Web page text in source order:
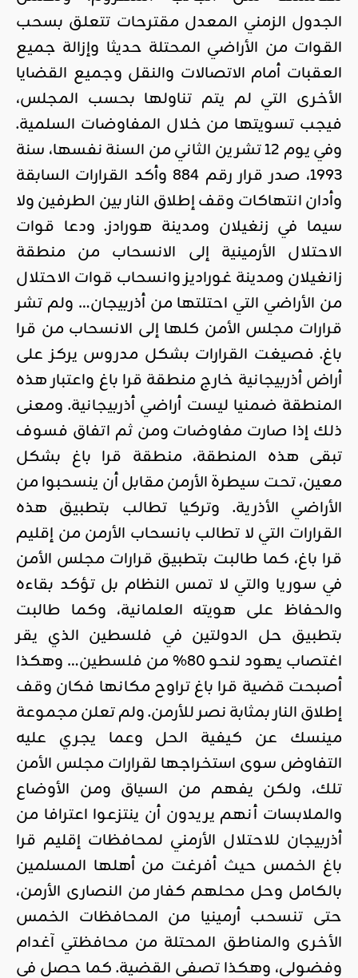
الجدول الزمني المعدل مقترحات تتعلق بسحب
القوات من الأراضي المحتلة حديثا وإزالة جميع
العقبات أمام الاتصالات والنقل وجميع القضايا
الأخرى التي لم يتم تناولها بحسب المجلس،
فيجب تسويتها من خلال المفاوضات السلمية.
وفي يوم 12 تشرين الثاني من السنة نفسها، سنة
1993، صدر قرار رقم 884 وأكد القرارات السابقة
وأدان انتهاكات وقف إطلاق النار بين الطرفين ولا
سيما في زنغيلان ومدينة هورادز. ودعا قوات
الاحتلال الأرمينية إلى الانسحاب من منطقة
زانغيلان ومدينة غوراديز وانسحاب قوات الاحتلال
من الأراضي التي احتلتها من أذربيجان… ولم تشر
قرارات مجلس الأمن كلها إلى الانسحاب من قرا
باغ. فصيغت القرارات بشكل مدروس يركز على
أراض أذربيجانية خارج منطقة قرا باغ واعتبار هذه
المنطقة ضمنيا ليست أراضي أذربيجانية. ومعنى
ذلك إذا صارت مفاوضات ومن ثم اتفاق فسوف
تبقى هذه المنطقة، منطقة قرا باغ بشكل
معين، تحت سيطرة الأرمن مقابل أن ينسحبوا من
الأراضي الأذرية. وتركيا تطالب بتطبيق هذه
القرارات التي لا تطالب بانسحاب الأرمن من إقليم
قرا باغ، كما طالبت بتطبيق قرارات مجلس الأمن
في سوريا والتي لا تمس النظام بل تؤكد بقاءه
والحفاظ على هويته العلمانية، وكما طالبت
بتطبيق حل الدولتين في فلسطين الذي يقر
اغتصاب يهود لنحو 80% من
فلسطين… وهكذا
أصبحت قضية قرا باغ تراوح مكانها فكان وقف
إطلاق النار بمثابة نصر للأرمن. ولم تعلن مجموعة
مينسك عن كيفية الحل وعما يجري عليه
التفاوض سوى استخراجها لقرارات مجلس الأمن
تلك، ولكن يفهم من السياق ومن الأوضاع
والملابسات أنهم يريدون أن ينتزعوا اعترافا من
أذربيجان للاحتلال الأرمني لمحافظات إقليم قرا
باغ الخمس حيث أفرغت من أهلها المسلمين
بالكامل وحل محلهم كفار من النصارى الأرمن،
حتى تنسحب أرمينيا من المحافظات الخمس
الأخرى والمناطق المحتلة من محافظتي آغدام
وفضولي، وهكذا تصفى القضية. كما حصل في